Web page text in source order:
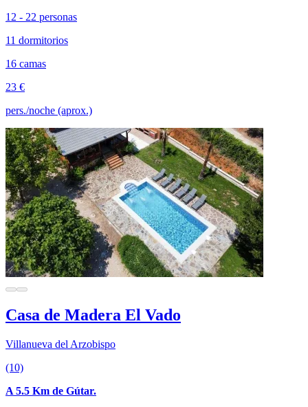
12 - 22 personas
11 dormitorios
16 camas
23 €
pers./noche (aprox.)
Casa de Madera El Vado
Villanueva del Arzobispo
(10)
A 5.5 Km de Gútar.